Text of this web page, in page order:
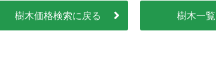
樹木価格検索に戻る 樹木一